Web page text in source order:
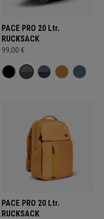
PACE PRO 20 Ltr.
RUCKSACK
99,00 €
PACE PRO 20 Ltr.
RUCKSACK